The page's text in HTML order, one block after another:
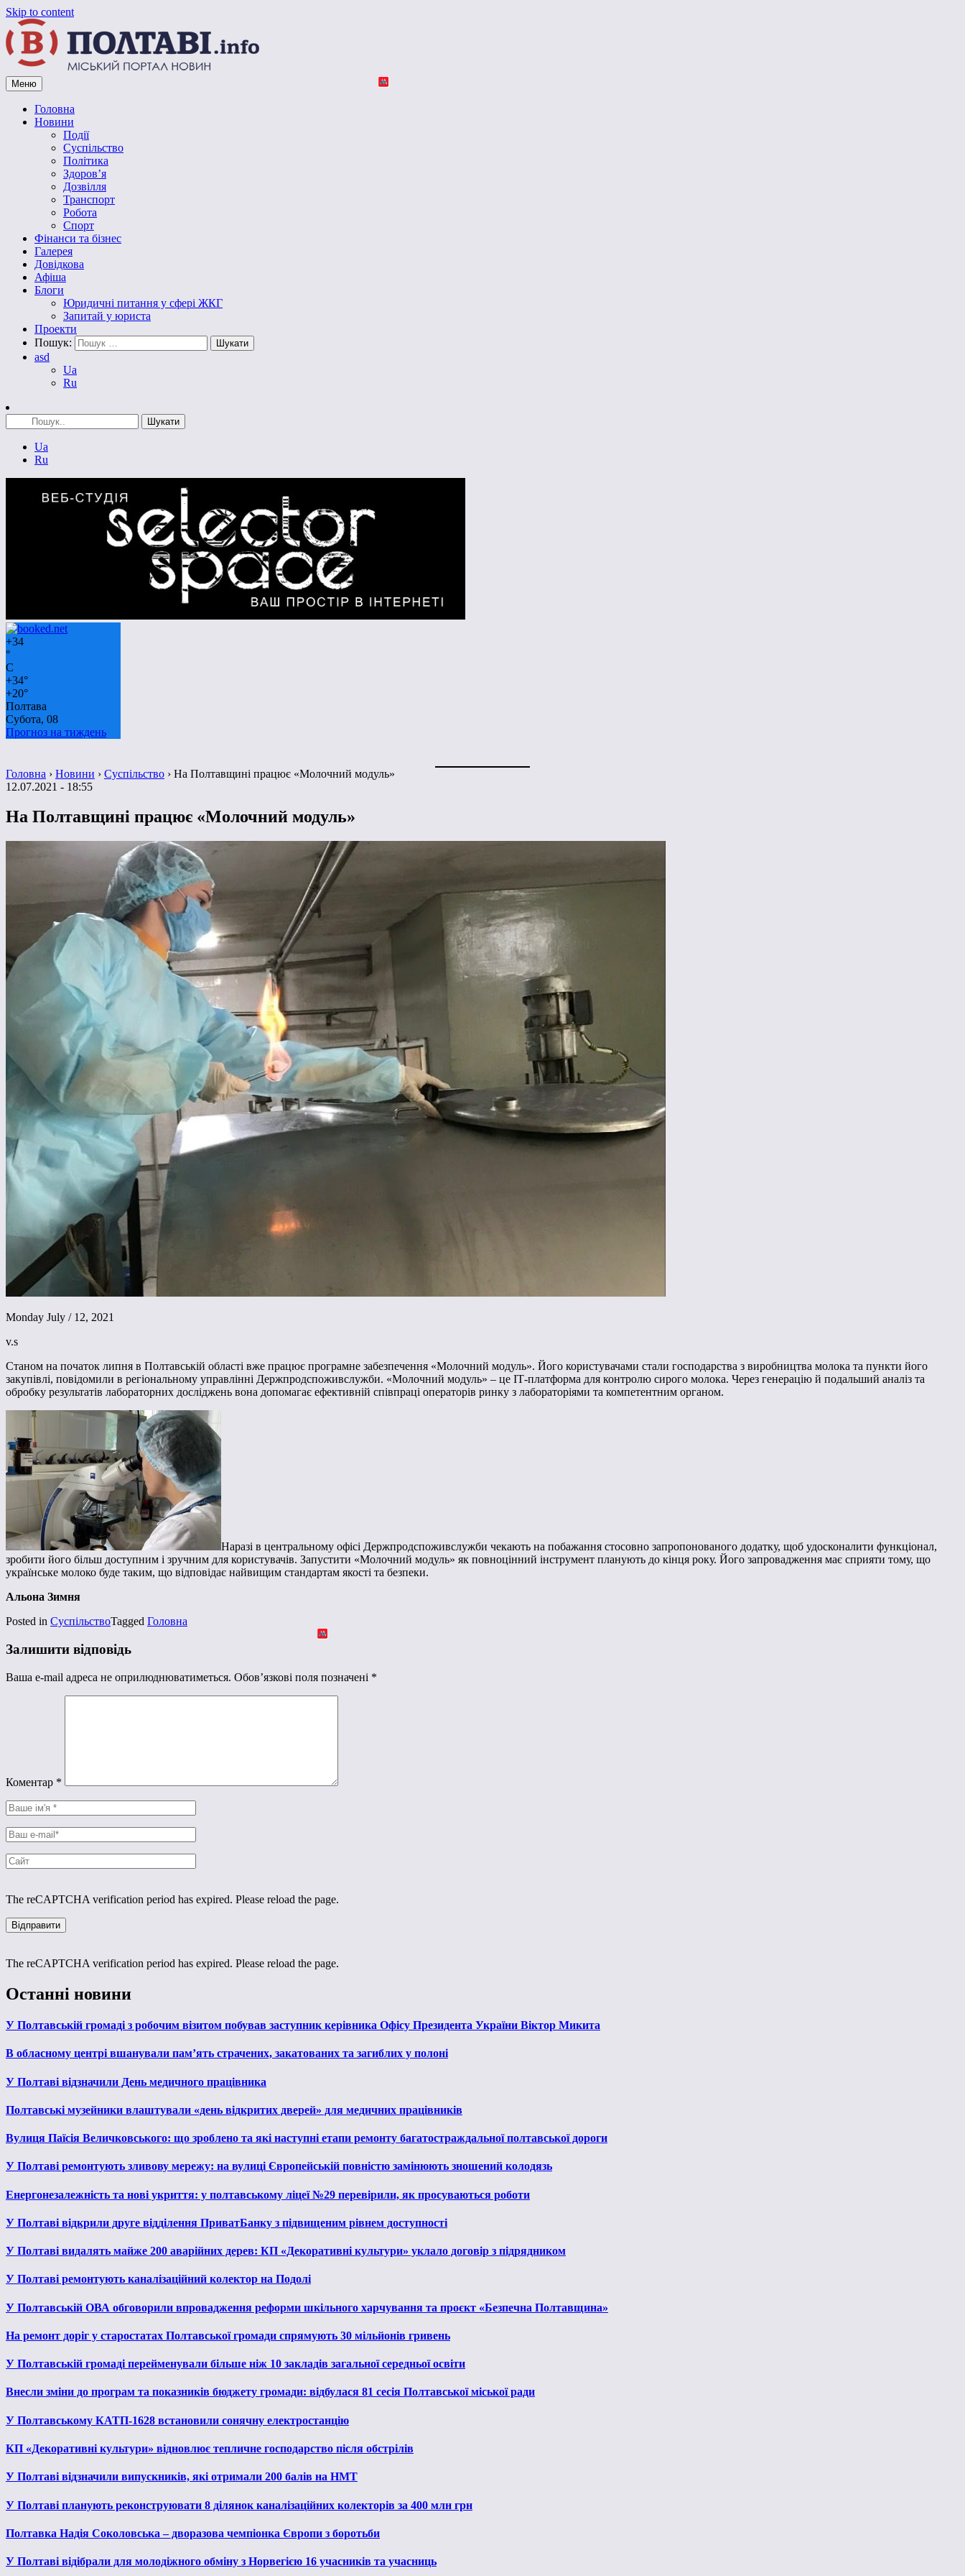
Skip to content
Vpoltave.info
Полтавський портал новин
Меню
Головна
Новини
Події
Суспільство
Політика
Здоров’я
Дозвілля
Транспорт
Робота
Спорт
Фінанси та бізнес
Галерея
Довідкова
Афіша
Блоги
Юридичні питання у сфері ЖКГ
Запитай у юриста
Проекти
Пошук:
asd
Ua
Ru
Ua
Ru
+34
°
C
+34°
+20°
Полтава
Субота, 08
Прогноз на тиждень
Головна › Новини › Суспільство › На Полтавщині працює «Молочний модуль»
12.07.2021 - 18:55
На Полтавщині працює «Молочний модуль»
Monday July / 12, 2021
v.s
Станом на початок липня в Полтавській області вже працює програмне забезпечення «Молочний модуль». Його користувачами стали господарства з виробництва молока та пункти його
закупівлі, повідомили в регіональному управлінні Держпродспоживслужби. «Молочний модуль» – це ІТ-платформа для контролю сирого молока. Через генерацію й подальший аналіз та
обробку результатів лабораторних досліджень вона допомагає ефективній співпраці операторів ринку з лабораторіями та компетентним органом.
Наразі в центральному офісі Держпродспоживслужби чекають на побажання стосовно запропонованого додатку, щоб удосконалити функціонал,
зробити його більш доступним і зручним для користувачів. Запустити «Молочний модуль» як повноцінний інструмент планують до кінця року. Його запровадження має сприяти тому, що
українське молоко буде таким, що відповідає найвищим стандартам якості та безпеки.
Альона Зимня
Posted in СуспільствоTagged Головна
Залишити відповідь
Ваша e-mail адреса не оприлюднюватиметься. Обов’язкові поля позначені *
Коментар *
The reCAPTCHA verification period has expired. Please reload the page.
The reCAPTCHA verification period has expired. Please reload the page.
Останні новини
У Полтавській громаді з робочим візитом побував заступник керівника Офісу Президента України Віктор Микита
В обласному центрі вшанували пам’ять страчених, закатованих та загиблих у полоні
У Полтаві відзначили День медичного працівника
Полтавські музейники влаштували «день відкритих дверей» для медичних працівників
Вулиця Паїсія Величковського: що зроблено та які наступні етапи ремонту багатостраждальної полтавської дороги
У Полтаві ремонтують зливову мережу: на вулиці Європейській повністю замінюють зношений колодязь
Енергонезалежність та нові укриття: у полтавському ліцеї №29 перевірили, як просуваються роботи
У Полтаві відкрили друге відділення ПриватБанку з підвищеним рівнем доступності
У Полтаві видалять майже 200 аварійних дерев: КП «Декоративні культури» уклало договір з підрядником
У Полтаві ремонтують каналізаційний колектор на Подолі
У Полтавській ОВА обговорили впровадження реформи шкільного харчування та проєкт «Безпечна Полтавщина»
На ремонт доріг у старостатах Полтавської громади спрямують 30 мільйонів гривень
У Полтавській громаді перейменували більше ніж 10 закладів загальної середньої освіти
Внесли зміни до програм та показників бюджету громади: відбулася 81 сесія Полтавської міської ради
У Полтавському КАТП-1628 встановили сонячну електростанцію
КП «Декоративні культури» відновлює тепличне господарство після обстрілів
У Полтаві відзначили випускників, які отримали 200 балів на НМТ
У Полтаві планують реконструювати 8 ділянок каналізаційних колекторів за 400 млн грн
Полтавка Надія Соколовська – дворазова чемпіонка Європи з боротьби
У Полтаві відібрали для молодіжного обміну з Норвегією 16 учасників та учасниць